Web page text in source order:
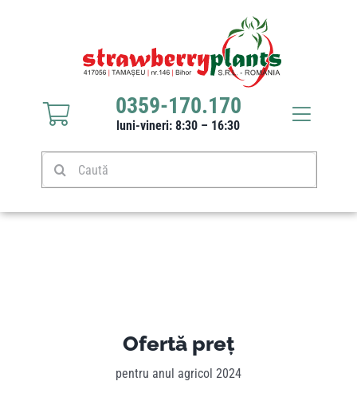
Caută
0359-170.170
luni-vineri: 8:30 – 16:30
Toggle
Răsaduri căpșuni
Stoloni căpșuni
Ofertă preț
pentru anul agricol 2024